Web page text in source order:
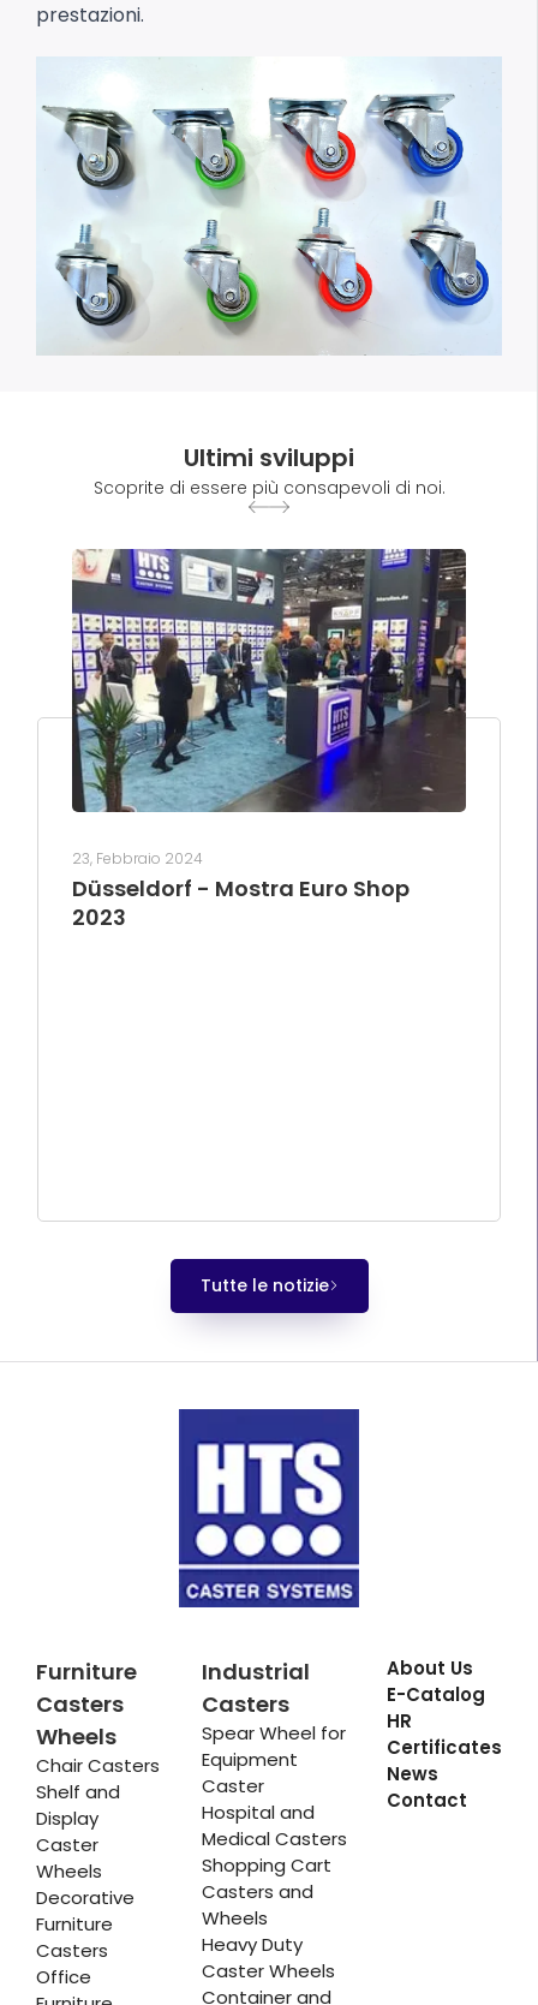
prestazioni.
Ultimi sviluppi
Scoprite di essere più consapevoli di noi.
23, Febbraio 2024
Düsseldorf - Mostra Euro Shop
2023
Tutte le notizie
Furniture
Casters
Wheels
Chair Casters
Shelf and
Display
Caster
Wheels
Decorative
Furniture
Casters
Office
Industrial
Casters
Spear Wheel for
Equipment
Caster
Hospital and
Medical Casters
Shopping Cart
Casters and
Wheels
Heavy Duty
Caster Wheels
Container and
About Us
E-Catalog
HR
Certificates
News
Contact